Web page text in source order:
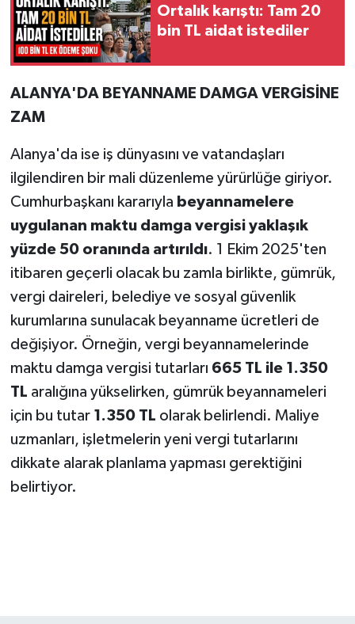
Ortalık karıştı: Tam 20
bin TL aidat istediler
ALANYA'DA BEYANNAME DAMGA VERGİSİNE
ZAM
Alanya'da ise iş dünyasını ve vatandaşları
ilgilendiren bir mali düzenleme yürürlüğe giriyor.
Cumhurbaşkanı kararıyla beyannamelere
uygulanan maktu damga vergisi yaklaşık
yüzde 50 oranında artırıldı. 1 Ekim 2025'ten
itibaren geçerli olacak bu zamla birlikte, gümrük,
vergi daireleri, belediye ve sosyal güvenlik
kurumlarına sunulacak beyanname ücretleri de
değişiyor. Örneğin, vergi beyannamelerinde
maktu damga vergisi tutarları 665 TL ile 1.350
TL aralığına yükselirken, gümrük beyannameleri
için bu tutar 1.350 TL olarak belirlendi. Maliye
uzmanları, işletmelerin yeni vergi tutarlarını
dikkate alarak planlama yapması gerektiğini
belirtiyor.